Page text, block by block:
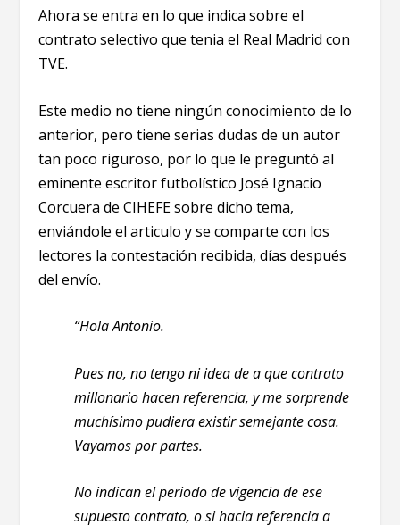
Ahora se entra en lo que indica sobre el
contrato selectivo que tenia el Real Madrid con
TVE.
Este medio no tiene ningún conocimiento de lo
anterior, pero tiene serias dudas de un autor
tan poco riguroso, por lo que le preguntó al
eminente escritor futbolístico José Ignacio
Corcuera de CIHEFE sobre dicho tema,
enviándole el articulo y se comparte con los
lectores la contestación recibida, días después
del envío.
“Hola Antonio.
Pues no, no tengo ni idea de a que contrato
millonario hacen referencia, y me sorprende
muchísimo pudiera existir semejante cosa.
Vayamos por partes.
No indican el periodo de vigencia de ese
supuesto contrato, o si hacia referencia a